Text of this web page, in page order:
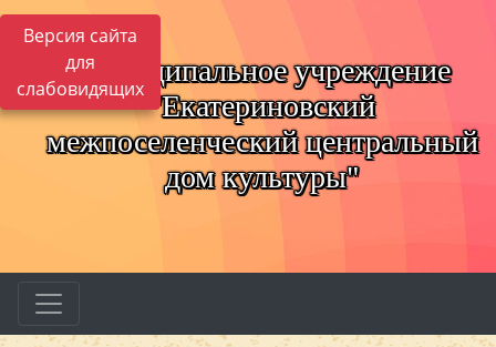
Версия сайта
для
слабовидящих
Муниципальное учреждение
"Екатериновский
межпоселенческий центральный
дом культуры"